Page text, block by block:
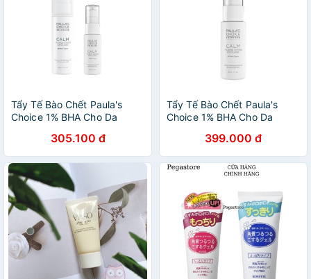
Tẩy Tế Bào Chết Paula's
Choice 1% BHA Cho Da
305.100 đ
Tẩy Tế Bào Chết Paula's
Choice 1% BHA Cho Da
399.000 đ